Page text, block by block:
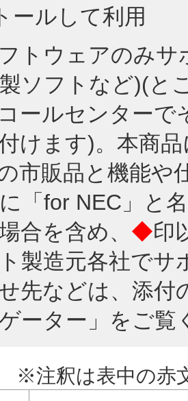
ールして利用
トウェアのみ
製ソフトなど)(と
ールセンター
けます)。本商
市販品と機能や
「for NEC」と
合を含め、 ◆印
製造元各社で
先などは、添
ーター」をご覧
※注釈は表中の赤